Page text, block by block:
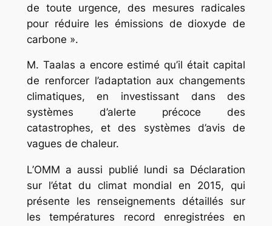
de toute urgence, des mesures radicales
pour réduire les émissions de dioxyde de
carbone ».
M. Taalas a encore estimé qu’il était capital
de renforcer l’adaptation aux changements
climatiques, en investissant dans des
systèmes d’alerte précoce des
catastrophes, et des systèmes d’avis de
vagues de chaleur.
L’OMM a aussi publié lundi sa Déclaration
sur l’état du climat mondial en 2015, qui
présente les renseignements détaillés sur
les températures record enregistrées en